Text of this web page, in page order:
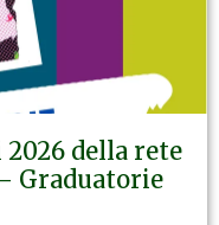
della rete
Graduatorie